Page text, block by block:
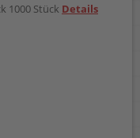
1000 Stück Details